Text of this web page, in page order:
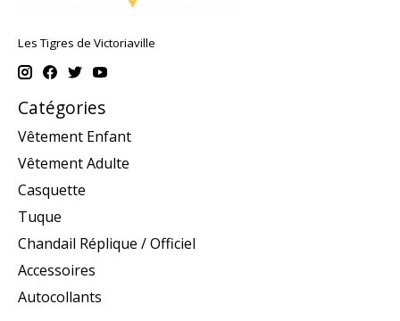
Les Tigres de Victoriaville
Catégories
Vêtement Enfant
Vêtement Adulte
Casquette
Tuque
Chandail Réplique / Officiel
Accessoires
Autocollants